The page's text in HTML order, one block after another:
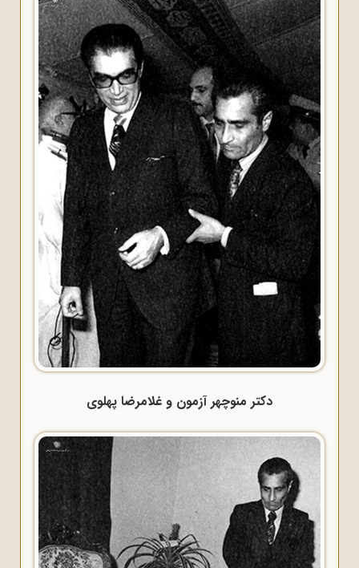
دکتر منوچهر آزمون و غلامرضا پهلوی